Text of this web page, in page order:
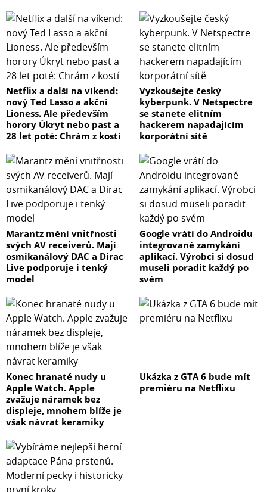
Netflix a další na víkend:
nový Ted Lasso a akční
Lioness. Ale především
horory Úkryt nebo past a
28 let poté: Chrám z kostí
Vyzkoušejte český
kyberpunk. V Netspectre
se stanete elitním
hackerem napadajícím
korporátní sítě
Marantz mění vnitřnosti
svých AV receiverů. Mají
osmikanálový DAC a Dirac
Live podporuje i tenký
model
Google vrátí do Androidu
integrované zamykání
aplikací. Výrobci si dosud
museli poradit každý po
svém
Konec hranaté nudy u
Apple Watch. Apple
zvažuje náramek bez
displeje, mnohem blíže je
však návrat keramiky
Ukázka z GTA 6 bude mít
premiéru na Netflixu